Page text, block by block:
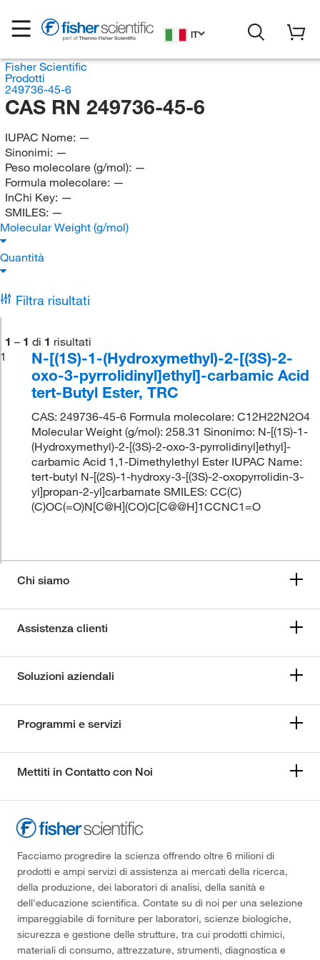
IT
Fisher Scientific
Prodotti
249736-45-6
CAS RN 249736-45-6
IUPAC Nome: —
Sinonimi: —
Peso molecolare (g/mol): —
Formula molecolare: —
InChi Key: —
SMILES: —
Molecular Weight (g/mol)
Quantità
Filtra risultati
1 – 1 di 1 risultati
1
N-[(1S)-1-(Hydroxymethyl)-2-[(3S)-2-
oxo-3-pyrrolidinyl]ethyl]-carbamic Acid
tert-Butyl Ester, TRC
CAS: 249736-45-6 Formula molecolare: C12H22N2O4
Molecular Weight (g/mol): 258.31 Sinonimo: N-[(1S)-1-
(Hydroxymethyl)-2-[(3S)-2-oxo-3-pyrrolidinyl]ethyl]-
carbamic Acid 1,1-Dimethylethyl Ester IUPAC Name:
tert-butyl N-[(2S)-1-hydroxy-3-[(3S)-2-oxopyrrolidin-3-
yl]propan-2-yl]carbamate SMILES: CC(C)
(C)OC(=O)N[C@H](CO)C[C@@H]1CCNC1=O
Chi siamo
Assistenza clienti
Soluzioni aziendali
Programmi e servizi
Mettiti in Contatto con Noi
Facciamo progredire la scienza offrendo oltre 6 milioni di
prodotti e ampi servizi di assistenza ai mercati della ricerca,
della produzione, dei laboratori di analisi, della sanità e
dell'educazione scientifica. Contate su di noi per una selezione
impareggiabile di forniture per laboratori, scienze biologiche,
sicurezza e gestione delle strutture, tra cui prodotti chimici,
materiali di consumo, attrezzature, strumenti, diagnostica e